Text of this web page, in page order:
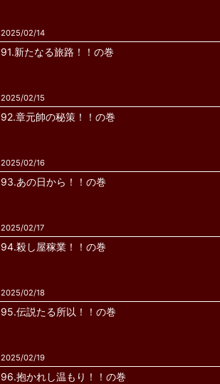
2025/02/14
91.新たなる旅路！！の巻
2025/02/15
92.章元帥の秘策！！の巻
2025/02/16
93.あの日から！！の巻
2025/02/17
94.殺し屋稼業！！の巻
2025/02/18
95.伝説たる所以！！の巻
2025/02/19
96.抱かれし温もり！！の巻